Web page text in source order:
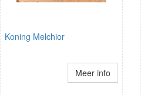
Koning Melchior
Meer info